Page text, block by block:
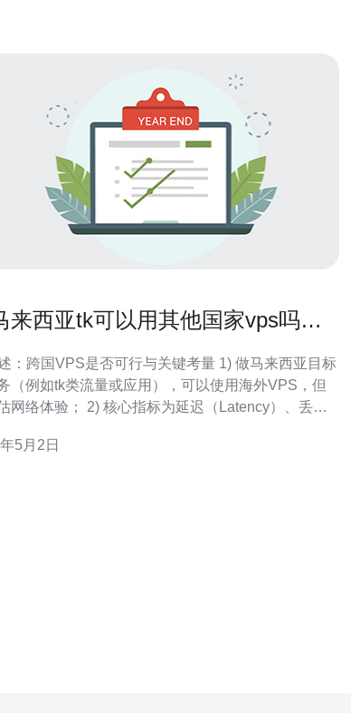
来西亚tk可以用其他国家vps吗需
：跨国VPS是否可行与关键考量 1) 做马来西亚目标
（例如tk类流量或应用），可以使用海外VPS，但
网络体验； 2) 核心指标为延迟（Latency）、丢包
某些业务对地区数据存储有要求）； 4) 成本与运维
5月2日